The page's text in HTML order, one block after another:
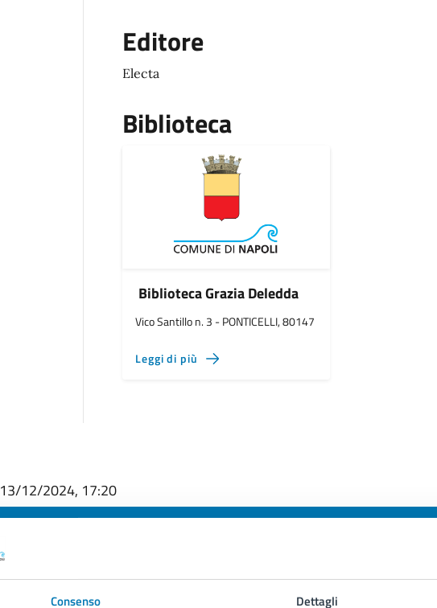
Consenso Dettagli
Editore
Electa
Biblioteca
Biblioteca Grazia Deledda
Vico Santillo n. 3 - PONTICELLI, 80147
Leggi di più
13/12/2024, 17:20